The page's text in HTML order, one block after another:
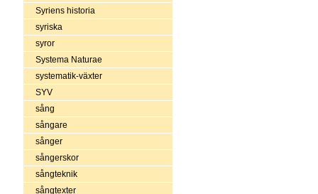
Syriens historia
syriska
syror
Systema Naturae
systematik-växter
SYV
sång
sångare
sånger
sångerskor
sångteknik
sångtexter